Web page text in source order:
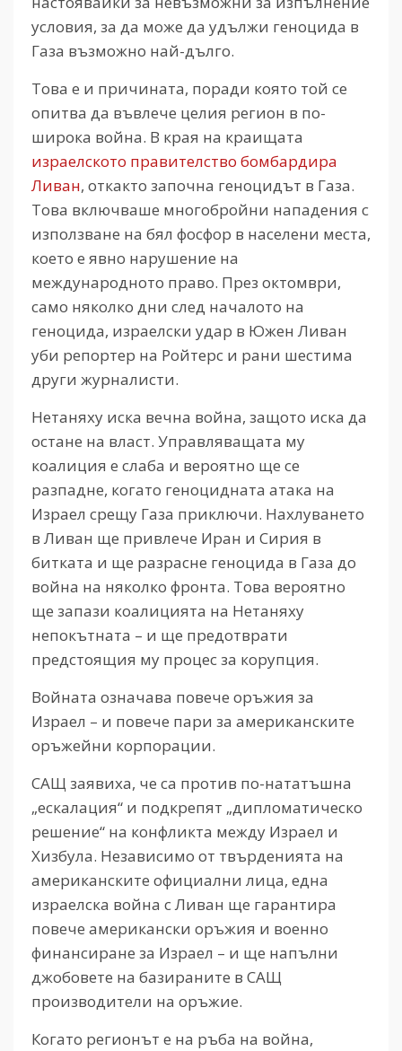
условия, за да може да удължи геноцида в
Газа възможно най-дълго.
Това е и причината, поради която той се
опитва да въвлече целия регион в по-
широка война. В края на краищата
израелското правителство бомбардира
Ливан, откакто започна геноцидът в Газа.
Това включваше многобройни нападения с
използване на бял фосфор в населени места,
което е явно нарушение на
международното право. През октомври,
само няколко дни след началото на
геноцида, израелски удар в Южен Ливан
уби репортер на Ройтерс и рани шестима
други журналисти.
Нетаняху иска вечна война, защото иска да
остане на власт. Управляващата му
коалиция е слаба и вероятно ще се
разпадне, когато геноцидната атака на
Израел срещу Газа приключи. Нахлуването
в Ливан ще привлече Иран и Сирия в
битката и ще разрасне геноцида в Газа до
война на няколко фронта. Това вероятно
ще запази коалицията на Нетаняху
непокътната – и ще предотврати
предстоящия му процес за корупция.
Войната означава повече оръжия за
Израел – и повече пари за американските
оръжейни корпорации.
САЩ заявиха, че са против по-нататъшна
„ескалация“ и подкрепят „дипломатическо
решение“ на конфликта между Израел и
Хизбула. Независимо от твърденията на
американските официални лица, една
израелска война с Ливан ще гарантира
повече американски оръжия и военно
финансиране за Израел – и ще напълни
джобовете на базираните в САЩ
производители на оръжие.
Когато регионът е на ръба на война,